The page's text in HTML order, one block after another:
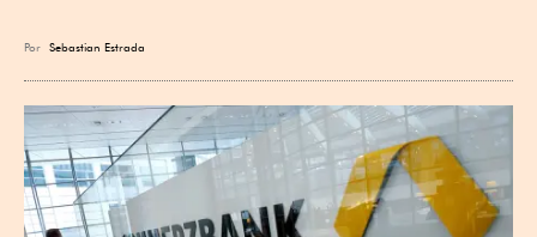
Por Sebastian Estrada